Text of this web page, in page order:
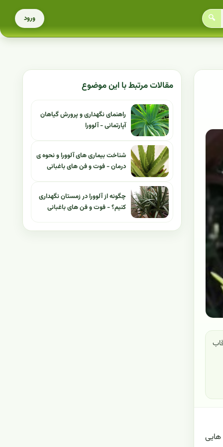
🔍 ورود
هایی
مقالات مرتبط با این موضوع
راهنمای نگهداری و پرورش گیاهان
آپارتمانی - آلوورا
شناخت بیماری های آلوورا و نحوه ی
درمان - فوت و فن های باغبانی
چگونه از آلوورا در زمستان نگهداری
کنیم؟ - فوت و فن های باغبانی